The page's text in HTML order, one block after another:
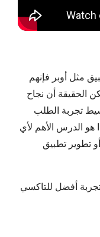
مثل أوبر فإنهم
الحقيقة أن نجاح
تجربة الطلب
هو الدرس الأهم لأي
تطوير تطبيق
أفضل للتاكسي